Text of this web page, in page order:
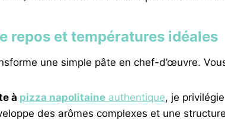
repos et températures idéales
une simple pâte en chef-d’œuvre.
à pizza napolitaine authentique, je
des arômes complexes et une